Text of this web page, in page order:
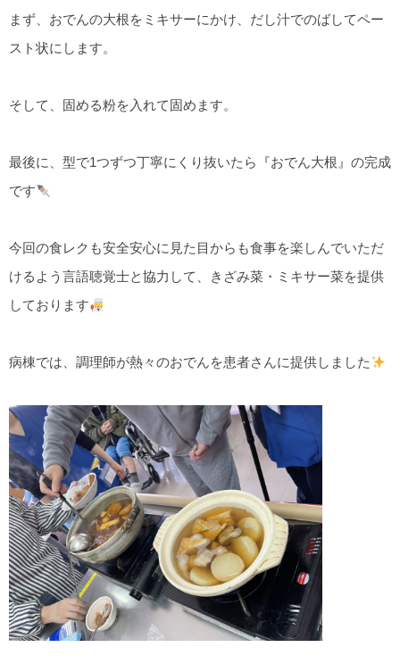
まず、おでんの大根をミキサーにかけ、だし汁でのばしてペー
スト状にします。
そして、固める粉を入れて固めます。
最後に、型で1つずつ丁寧にくり抜いたら『おでん大根』の完成
です
今回の食レクも安全安心に見た目からも食事を楽しんでいただ
けるよう言語聴覚士と協力して、きざみ菜・ミキサー菜を提供
しております
病棟では、調理師が熱々のおでんを患者さんに提供しました